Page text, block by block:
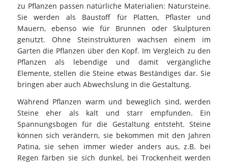
zu Pflanzen passen natürliche Materialien: Natursteine.
Sie werden als Baustoff für Platten, Pflaster und
Mauern, ebenso wie für Brunnen oder Skulpturen
genutzt. Ohne Steinstrukturen wachsen einem im
Garten die Pflanzen über den Kopf. Im Vergleich zu den
Pflanzen als lebendige und damit vergängliche
Elemente, stellen die Steine etwas Beständiges dar. Sie
bringen aber auch Abwechslung in die Gestaltung.
Während Pflanzen warm und beweglich sind, werden
Steine eher als kalt und starr empfunden. Ein
Spannungsbogen für die Gestaltung entsteht. Steine
können sich verändern, sie bekommen mit den Jahren
Patina, sie sehen immer wieder anders aus, z.B. bei
Regen färben sie sich dunkel, bei Trockenheit werden